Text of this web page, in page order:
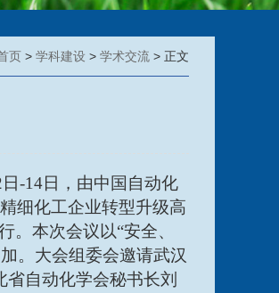
页 > 学科建设 > 学术交流 > 正文
-14日，由中国自动化
细化工企业转型升级高
。 本次会议以“安全、
。 大会组委会邀请武汉
自动化学会秘书长刘